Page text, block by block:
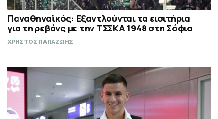
Παναθηναϊκός: Εξαντλούνται τα εισιτήρια
για τη ρεβάνς με την ΤΣΣΚΑ 1948 στη Σόφια
ΧΡΗΣΤΟΣ ΠΑΠΑΖΩΗΣ